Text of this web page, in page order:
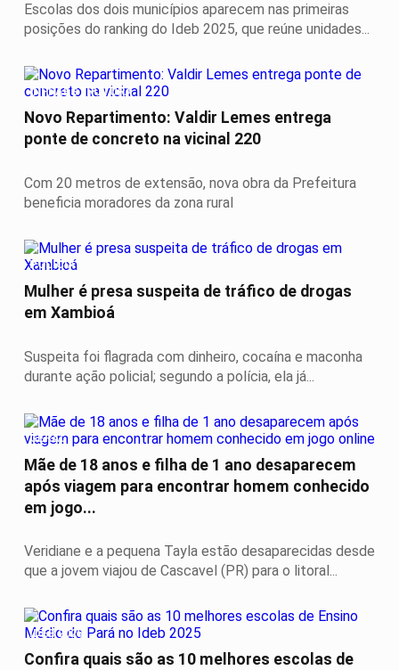
Escolas dos dois municípios aparecem nas primeiras
posições do ranking do Ideb 2025, que reúne unidades...
INFRAESTRUTURA
Novo Repartimento: Valdir Lemes entrega
ponte de concreto na vicinal 220
Com 20 metros de extensão, nova obra da Prefeitura
beneficia moradores da zona rural
POLÍCIA
Mulher é presa suspeita de tráfico de drogas
em Xambioá
Suspeita foi flagrada com dinheiro, cocaína e maconha
durante ação policial; segundo a polícia, ela já...
GERAL
Mãe de 18 anos e filha de 1 ano desaparecem
após viagem para encontrar homem conhecido
em jogo...
Veridiane e a pequena Tayla estão desaparecidas desde
que a jovem viajou de Cascavel (PR) para o litoral...
IDEB 2025
Confira quais são as 10 melhores escolas de